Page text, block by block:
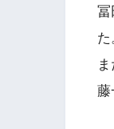
冨
た
藤